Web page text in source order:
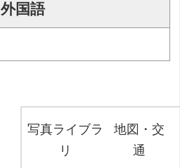
外国語
写真ライブラ
リ
地図・交
通